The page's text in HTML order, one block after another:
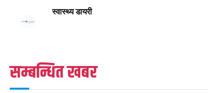
स्वास्थ्य डायरी
सम्बन्धित खबर